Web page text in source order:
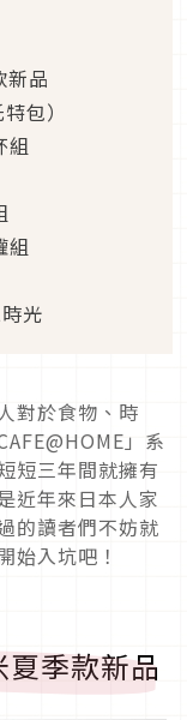
新品
包）
組
組
光
對於食物、時
」系
短三年間就擁有
近年來日本人家
的讀者們不妨就
始入坑吧！
夏季款新品